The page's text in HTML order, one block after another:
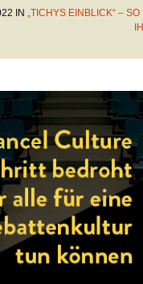
IN „TICHYS EINBLICK“ –